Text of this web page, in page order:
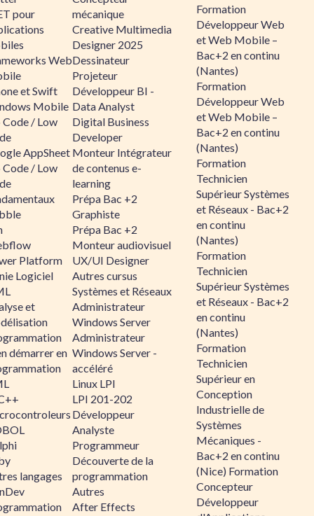
pour
Web
et Swift
Mobile
/ Low
AppSheet
/ Low
Platform
Logiciel
et
démarrer en
langages
mécanique
Creative Multimedia
Designer 2025
Dessinateur
Projeteur
Développeur BI -
Data Analyst
Digital Business
Developer
Monteur Intégrateur
de contenus e-
learning
Prépa Bac +2
Graphiste
Prépa Bac +2
Monteur audiovisuel
UX/UI Designer
Autres cursus
Systèmes et Réseaux
Administrateur
Windows Server
Administrateur
Windows Server -
accéléré
Linux LPI
LPI 201-202
Développeur
Analyste
Programmeur
Découverte de la
programmation
Autres
After Effects
Formation
Développeur Web
et Web Mobile –
Bac+2 en continu
(Nantes)
Formation
Développeur Web
et Web Mobile –
Bac+2 en continu
(Nantes)
Formation
Technicien
Supérieur Systèmes
et Réseaux - Bac+2
en continu
(Nantes)
Formation
Technicien
Supérieur Systèmes
et Réseaux - Bac+2
en continu
(Nantes)
Formation
Technicien
Supérieur en
Conception
Industrielle de
Systèmes
Mécaniques -
Bac+2 en continu
(Nice) Formation
Concepteur
Développeur